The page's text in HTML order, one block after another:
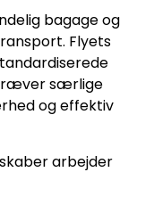
bagage og
Flyets
særlige
og effektiv
arbejder